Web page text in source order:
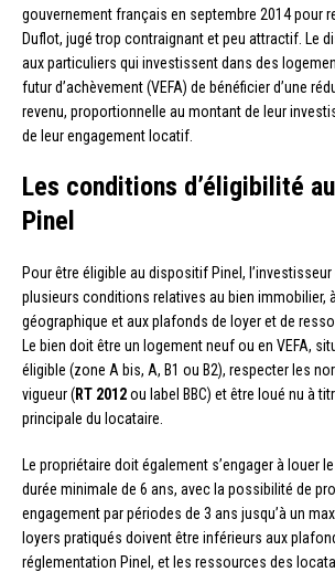
gouvernement français en septembre 2014 pour
Duflot, jugé trop contraignant et peu attractif. Le
aux particuliers qui investissent dans des
futur d’achèvement (VEFA) de bénéficier d’une
revenu, proportionnelle au montant de leur
de leur engagement locatif.
Les conditions d’éligibilité
Pinel
Pour être éligible au dispositif Pinel,
plusieurs conditions relatives au bien immobilier,
géographique et aux plafonds de loyer et de
Le bien doit être un logement neuf ou en VEFA,
éligible (zone A bis, A, B1 ou B2), respecter les
vigueur (RT 2012ou label BBC) et être loué nu à
principale du locataire.
Le propriétaire doit également s’engager à louer
durée minimale de 6 ans, avec la possibilité de
engagement par périodes de 3 ans jusqu’à un
loyers pratiqués doivent être inférieurs aux
réglementation Pinel, et les ressources des